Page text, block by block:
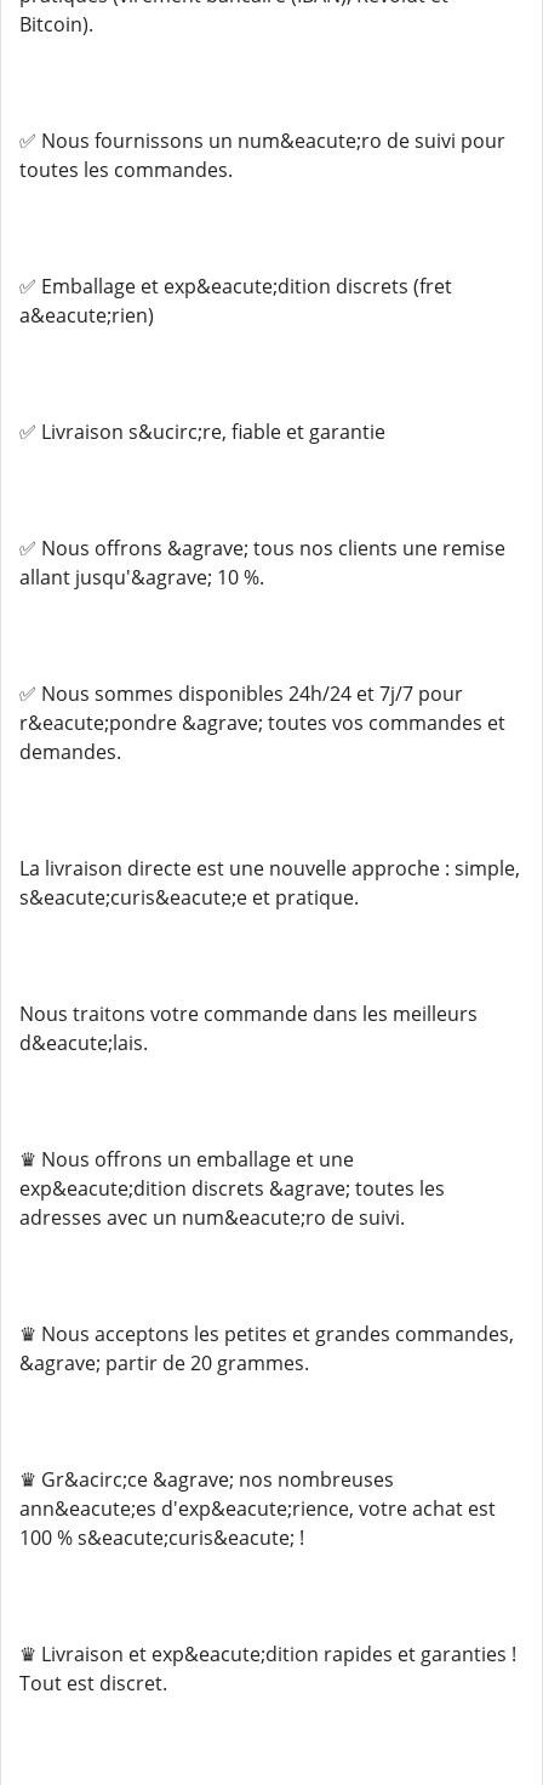
Bitcoin).
✅ Nous fournissons un num&eacute;ro de suivi pour
toutes les commandes.
✅ Emballage et exp&eacute;dition discrets (fret
a&eacute;rien)
✅ Livraison s&ucirc;re, fiable et garantie
✅ Nous offrons &agrave; tous nos clients une remise
allant jusqu'&agrave; 10 %.
✅ Nous sommes disponibles 24h/24 et 7j/7 pour
r&eacute;pondre &agrave; toutes vos commandes et
demandes.
La livraison directe est une nouvelle approche : simple,
s&eacute;curis&eacute;e et pratique.
Nous traitons votre commande dans les meilleurs
d&eacute;lais.
♛ Nous offrons un emballage et une
exp&eacute;dition discrets &agrave; toutes les
adresses avec un num&eacute;ro de suivi.
♛ Nous acceptons les petites et grandes commandes,
&agrave; partir de 20 grammes.
♛ Gr&acirc;ce &agrave; nos nombreuses
ann&eacute;es d'exp&eacute;rience, votre achat est
100 % s&eacute;curis&eacute; !
♛ Livraison et exp&eacute;dition rapides et garanties !
Tout est discret.